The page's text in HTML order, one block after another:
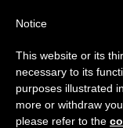
Notice
This website or its
necessary to its
purposes illustrated
more or withdraw
please refer to the